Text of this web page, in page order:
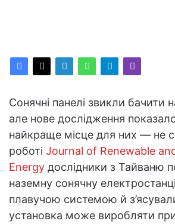
Сонячні панелі звикли бачити
але нове дослідження
найкраще місце для них — не
роботі Journal of Renewable
Energy дослідники з Тайваню
наземну сонячну
плавучою системою й
установка може виробляти